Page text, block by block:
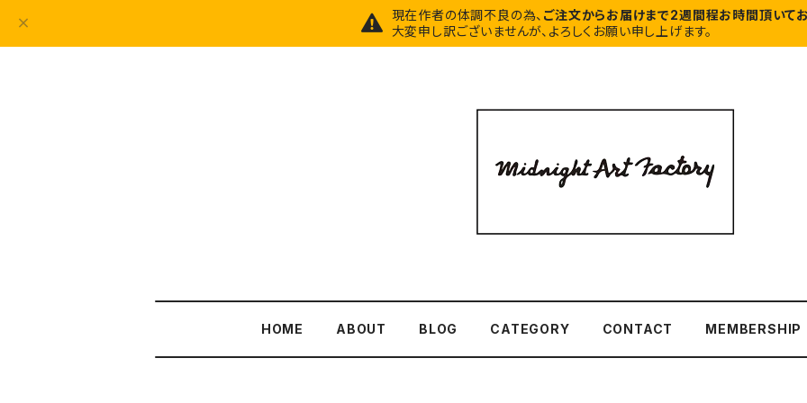
現在作者の体調不良の為、 ご注文からお届けまで2週間程お時間頂いてお
大変申し訳ございませんが、よろしくお願い申し上げます。
HOME ABOUT BLOG CATEGORY CONTACT MEMBERSHIP